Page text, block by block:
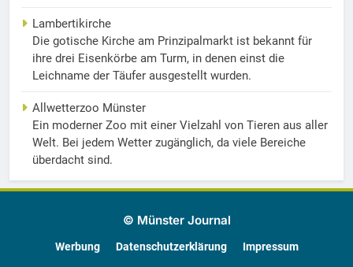
Lambertikirche
Die gotische Kirche am Prinzipalmarkt ist bekannt für
ihre drei Eisenkörbe am Turm, in denen einst die
Leichname der Täufer ausgestellt wurden.
Allwetterzoo Münster
Ein moderner Zoo mit einer Vielzahl von Tieren aus aller
Welt. Bei jedem Wetter zugänglich, da viele Bereiche
überdacht sind.
© Münster Journal
Werbung Datenschutzerklärung Impressum